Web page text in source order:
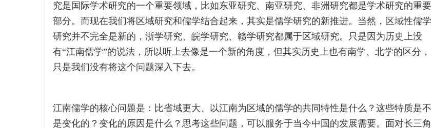
究是国际学术研究的一个重要领域，比如东亚研究、南亚研究、非洲研究都是学术研究的重要
部分。而现在我们将区域研究和儒学结合起来，其实是儒学研究的新推进。当然，区域性儒学
研究并不完全是新的，浙学研究、皖学研究、赣学研究都属于区域研究。只是因为历史上没
有“江南儒学”的说法，所以听上去像是一个新的角度，但其实历史上也有南学、北学的区分，
只是我们没有将这个问题深入下去。
江南儒学的核心问题是：比省域更大、以江南为区域的儒学的共同特性是什么？这些特质是不
是变化的？变化的原因是什么？思考这些问题，可以服务于当今中国的发展需要。面对长三角